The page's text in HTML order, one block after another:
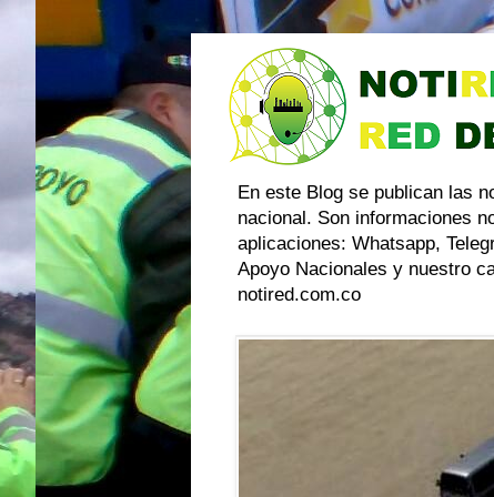
En este Blog se publican las
nacional. Son informaciones
aplicaciones: Whatsapp,
Apoyo Nacionales y nuestro
notired.com.co